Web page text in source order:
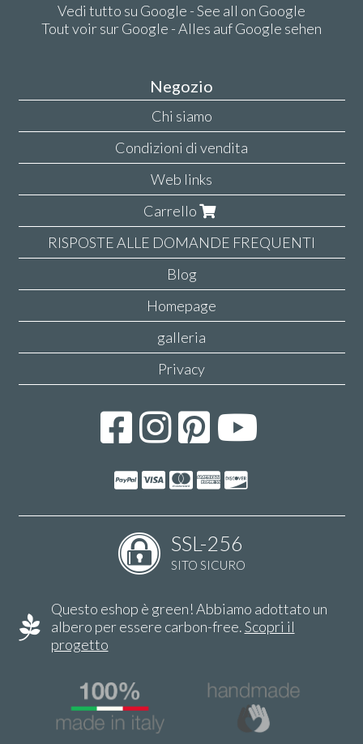
Vedi tutto su Google - See all on Google
Tout voir sur Google - Alles auf Google sehen
Negozio
Chi siamo
Condizioni di vendita
Web links
Carrello
RISPOSTE ALLE DOMANDE FREQUENTI
Blog
Homepage
galleria
Privacy
SSL-256
SITO SICURO
Questo eshop è green! Abbiamo adottato un
albero per essere carbon-free.Scopri il
progetto